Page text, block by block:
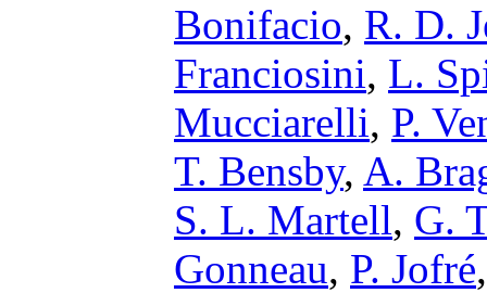
Bonifacio, R. D.
Franciosini, L.
Mucciarelli, P.
T. Bensby, A.
S. L. Martell, G.
Gonneau, P. Jofré